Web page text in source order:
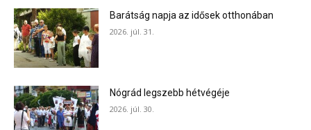
Barátság napja az idősek otthonában
2026. júl. 31.
Nógrád legszebb hétvégéje
2026. júl. 30.